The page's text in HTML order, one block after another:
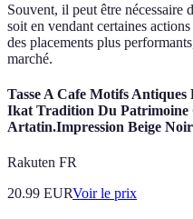
Souvent, il peut être nécessaire
soit en vendant certaines
des placements plus
marché.
Tasse A Cafe Motifs
Ikat Tradition Du
Artatin.Impression Beige Noir
Rakuten FR
20.99 EURVoir le prix